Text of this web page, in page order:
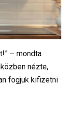
– mondta
nézte,
fogjuk kifizetni